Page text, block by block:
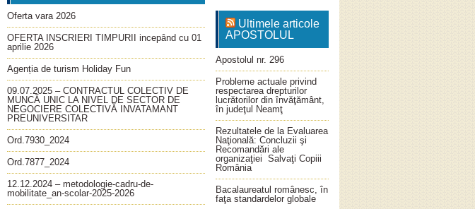
Oferta vara 2026
OFERTA INSCRIERI TIMPURII incepând cu 01
aprilie 2026
Agenția de turism Holiday Fun
09.07.2025 – CONTRACTUL COLECTIV DE
MUNCĂ UNIC LA NIVEL DE SECTOR DE
NEGOCIERE COLECTIVĂ INVATAMANT
PREUNIVERSITAR
Ord.7930_2024
Ord.7877_2024
12.12.2024 – metodologie-cadru-de-
mobilitate_an-scolar-2025-2026
Ultimele articole
APOSTOLUL
Apostolul nr. 296
Probleme actuale privind
respectarea drepturilor
lucrătorilor din învăţământ,
în judeţul Neamţ
Rezultatele de la Evaluarea
Naţională: Concluzii şi
Recomandări ale
organizaţiei Salvaţi Copiii
România
Bacalaureatul românesc, în
faţa standardelor globale